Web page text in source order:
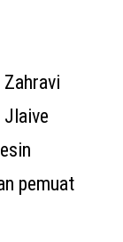
Jlaive
pemuat